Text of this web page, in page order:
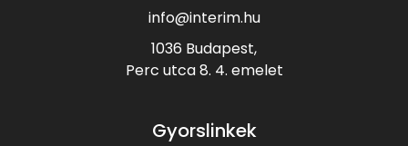
info@interim.hu
1036 Budapest,
Perc utca 8. 4. emelet
Gyorslinkek